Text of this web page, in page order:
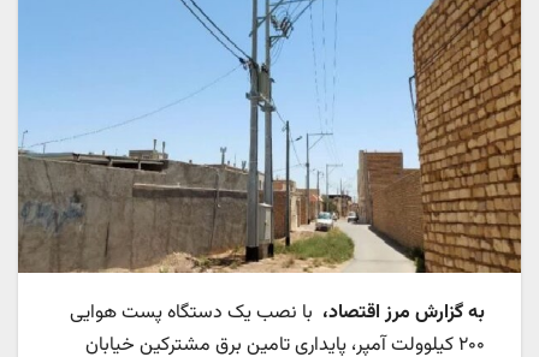
به گزارش مرز اقتصاد، با نصب یک دستگاه پست هوایی
۲۰۰ کیلوولت آمپر، پایداری تامین برق مشترکین خیابان